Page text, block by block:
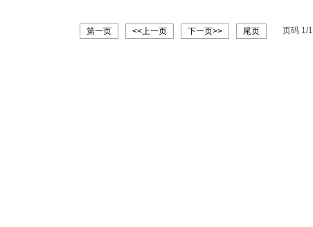
第一页 <<上一页 下一页>> 尾页 页码 1/1